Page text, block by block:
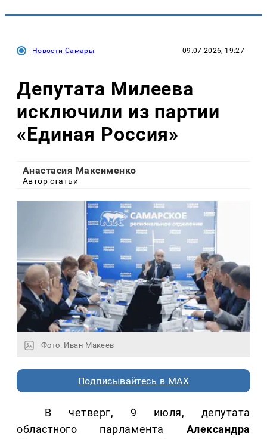
Новости Самары 09.07.2026, 19:27
Депутата Милеева
исключили из партии
«Единая Россия»
Анастасия Максименко
Автор статьи
Фото: Иван Макеев
Подписывайтесь в MAX
В четверг, 9 июля, депутата
областного парламента Александра